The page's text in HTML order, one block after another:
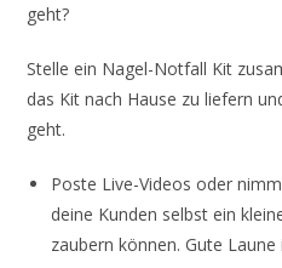
geht?
Stelle ein Nagel-Notfall Kit
das Kit nach Hause zu liefern
geht.
Poste Live-Videos oder
deine Kunden selbst ein
zaubern können. Gute Laune